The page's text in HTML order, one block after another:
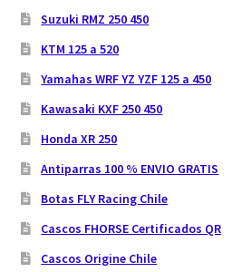
Suzuki RMZ 250 450
KTM 125 a 520
Yamahas WRF YZ YZF 125 a 450
Kawasaki KXF 250 450
Honda XR 250
Antiparras 100 % ENVIO GRATIS
Botas FLY Racing Chile
Cascos FHORSE Certificados QR
Cascos Origine Chile